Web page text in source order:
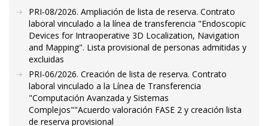
PRI-08/2026. Ampliación de lista de reserva. Contrato
laboral vinculado a la línea de transferencia "Endoscopic
Devices for Intraoperative 3D Localization, Navigation
and Mapping". Lista provisional de personas admitidas y
excluidas
PRI-06/2026. Creación de lista de reserva. Contrato
laboral vinculado a la Línea de Transferencia
"Computación Avanzada y Sistemas
Complejos""Acuerdo valoración FASE 2 y creación lista
de reserva provisional